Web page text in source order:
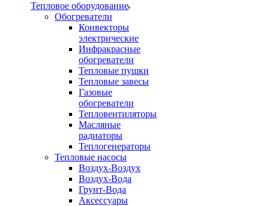
Тепловое оборудование
Обогреватели
Конвекторы
электрические
Инфракрасные
обогреватели
Тепловые пушки
Тепловые завесы
Газовые
обогреватели
Тепловентиляторы
Масляные
радиаторы
Теплогенераторы
Тепловые насосы
Воздух-Воздух
Воздух-Вода
Грунт-Вода
Аксессуары